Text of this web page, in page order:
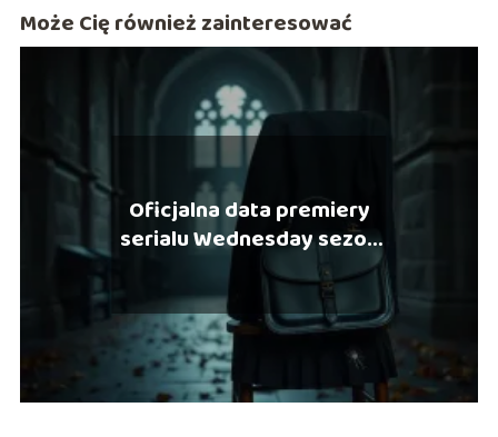
Może Cię również zainteresować
Oficjalna data premiery
serialu Wednesday sezon
2 na Netflix?